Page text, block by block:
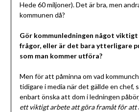
Hede 60 miljoner). Det är bra, men
kommunen då?
Gör kommunledningen något viktigt
frågor, eller är det bara ytterligare
som man kommer utföra?
Men för att påminna om vad
tidigare i media när det gällde en chef,
enbart önska att dom i ledningen
ett viktigt arbete att göra framåt för att